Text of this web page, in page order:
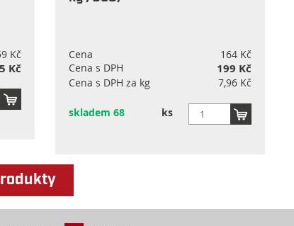
Kč
Kč
Cena
164 Kč
Cena s DPH
199 Kč
Cena s DPH za kg 7,96 Kč
skladem 68 ks